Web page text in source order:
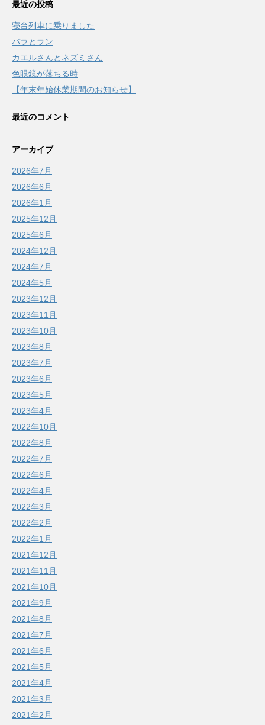
最近の投稿
寝台列車に乗りました
バラとラン
カエルさんとネズミさん
色眼鏡が落ちる時
【年末年始休業期間のお知らせ】
最近のコメント
アーカイブ
2026年7月
2026年6月
2026年1月
2025年12月
2025年6月
2024年12月
2024年7月
2024年5月
2023年12月
2023年11月
2023年10月
2023年8月
2023年7月
2023年6月
2023年5月
2023年4月
2022年10月
2022年8月
2022年7月
2022年6月
2022年4月
2022年3月
2022年2月
2022年1月
2021年12月
2021年11月
2021年10月
2021年9月
2021年8月
2021年7月
2021年6月
2021年5月
2021年4月
2021年3月
2021年2月